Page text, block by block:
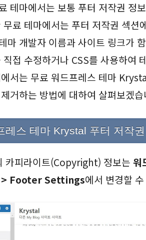
테마에서는 보통 푸터 저작권 정
무료 테마에서는 푸터 저작권 섹
마 개발자 이름과 사이트 링크가
접 수정하거나 CSS를 사용하여
서는 무료 워드프레스 테마
거하는 방법에 대하여 살펴보겠습
레스 테마 Krystal 푸터 저작
카피라이트(Copyright) 정보는 워
> Footer Settings에서 변경할